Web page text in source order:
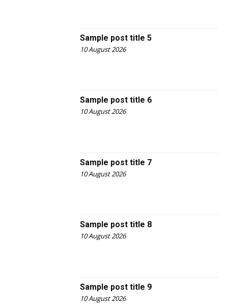
Sample post title 5
10 August 2026
Sample post title 6
10 August 2026
Sample post title 7
10 August 2026
Sample post title 8
10 August 2026
Sample post title 9
10 August 2026